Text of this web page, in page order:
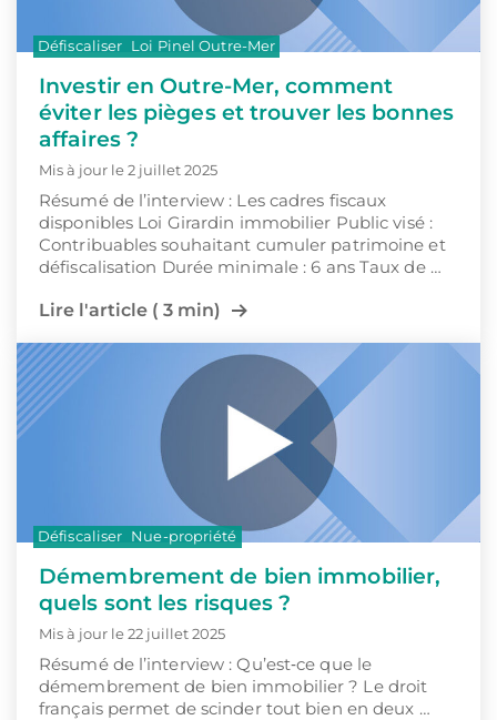
Investir en Outre-Mer, comment
éviter les pièges et trouver les bonnes
affaires ?
Mis à jour le 2 juillet 2025
Résumé de l’interview : Les cadres fiscaux
disponibles Loi Girardin immobilier Public visé :
Contribuables souhaitant cumuler patrimoine et
défiscalisation Durée minimale : 6 ans Taux de …
Lire l'article ( 3 min)
Défiscaliser Loi Pinel Outre-Mer
Démembrement de bien immobilier,
quels sont les risques ?
Mis à jour le 22 juillet 2025
Résumé de l’interview : Qu’est‑ce que le
démembrement de bien immobilier ? Le droit
français permet de scinder tout bien en deux …
Défiscaliser Nue-propriété